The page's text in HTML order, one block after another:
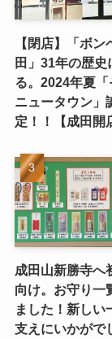
【閉店】「ボン
田」31年の歴史
る。2024年夏「
ニュータウン」
定！！【成田開
成田山新勝寺へ
向け。お守り一
ました！新しい
支えにいかがで